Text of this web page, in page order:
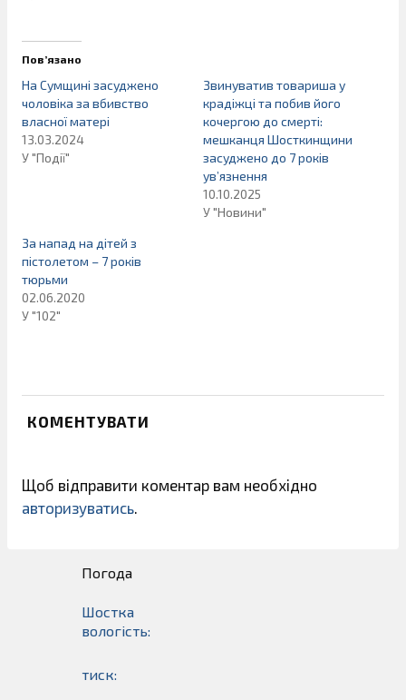
Пов’язано
На Сумщині засуджено
чоловіка за вбивство
власної матері
13.03.2024
У "Події"
Звинуватив товариша у
крадіжці та побив його
кочергою до смерті:
мешканця Шосткинщини
засуджено до 7 років
ув’язнення
10.10.2025
У "Новини"
За напад на дітей з
пістолетом – 7 років
тюрьми
02.06.2020
У "102"
КОМЕНТУВАТИ
Щоб відправити коментар вам необхідно
авторизуватись.
Погода
Шостка
вологість:
тиск: